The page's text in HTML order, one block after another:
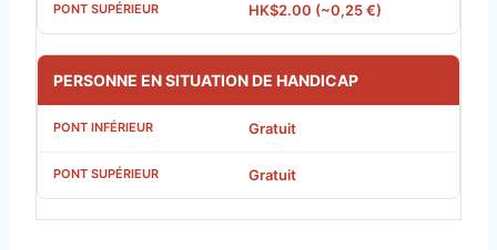
HK$2.00 (~0,25 €)
PERSONNE EN SITUATION DE HANDICAP
Gratuit
Gratuit